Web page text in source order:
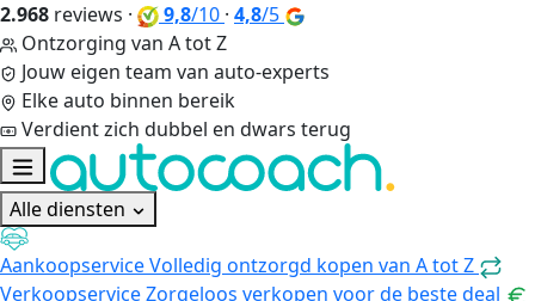
2.968 reviews · 9,8/10 · 4,8/5
Ontzorging van A tot Z
Jouw eigen team van auto-experts
Elke auto binnen bereik
Verdient zich dubbel en dwars terug
Alle diensten
AankoopserviceVolledig ontzorgd kopen van A tot Z
VerkoopserviceZorgeloos verkopen voor de beste deal